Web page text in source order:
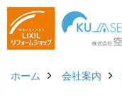
ホーム 会社案内